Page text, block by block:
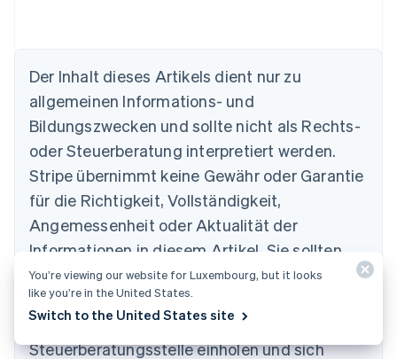
Der Inhalt dieses Artikels dient nur zu
allgemeinen Informations- und
Bildungszwecken und sollte nicht als Rechts-
oder Steuerberatung interpretiert werden.
Stripe übernimmt keine Gewähr oder Garantie
für die Richtigkeit, Vollständigkeit,
Angemessenheit oder Aktualität der
Informationen in diesem Artikel. Sie sollten
den Rat eines in Ihrem steuerlichen
Zuständigkeitsbereich zugelassenen
kompetenten Rechtsbeistands oder von einer
Steuerberatungsstelle einholen und sich
Australien
English
Belgien
NederlandsFrançais DeutschEnglish
Brasilien
Bulgarien
English
Dänemark
English
DeutschEnglish
You’re viewing our website for Luxembourg, but it looks
like you’re in the United States.
Switch to the United States site